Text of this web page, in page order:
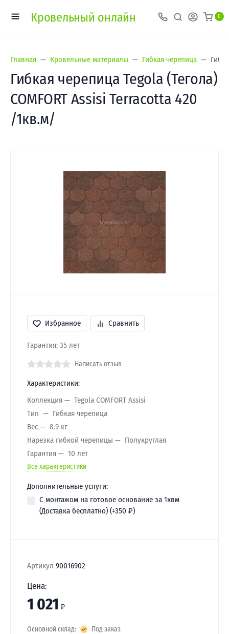
Кровельный онлайн 0
Главная Кровельные материалы Гибкая черепица
Гибкая черепица Tegola (Тегола)
COMFORT Assisi Terracotta 420
/1кв.м/
Избранное Сравнить
Гарантия: 35 лет
Написать отзыв
Характеристики:
Коллекция
Tegola COMFORT Assisi
Тип
Гибкая черепица
Вес
8.9 кг
Нарезка гибкой черепицы
Полукруглая
Гарантия
10 лет
Все характеристики
Дополнительные услуги:
С монтажом на готовое основание за 1квм
(Доставка бесплатно) (+350 ₽)
Артикул 90016902
Цена:
1 021 ₽
Основной склад: Под заказ